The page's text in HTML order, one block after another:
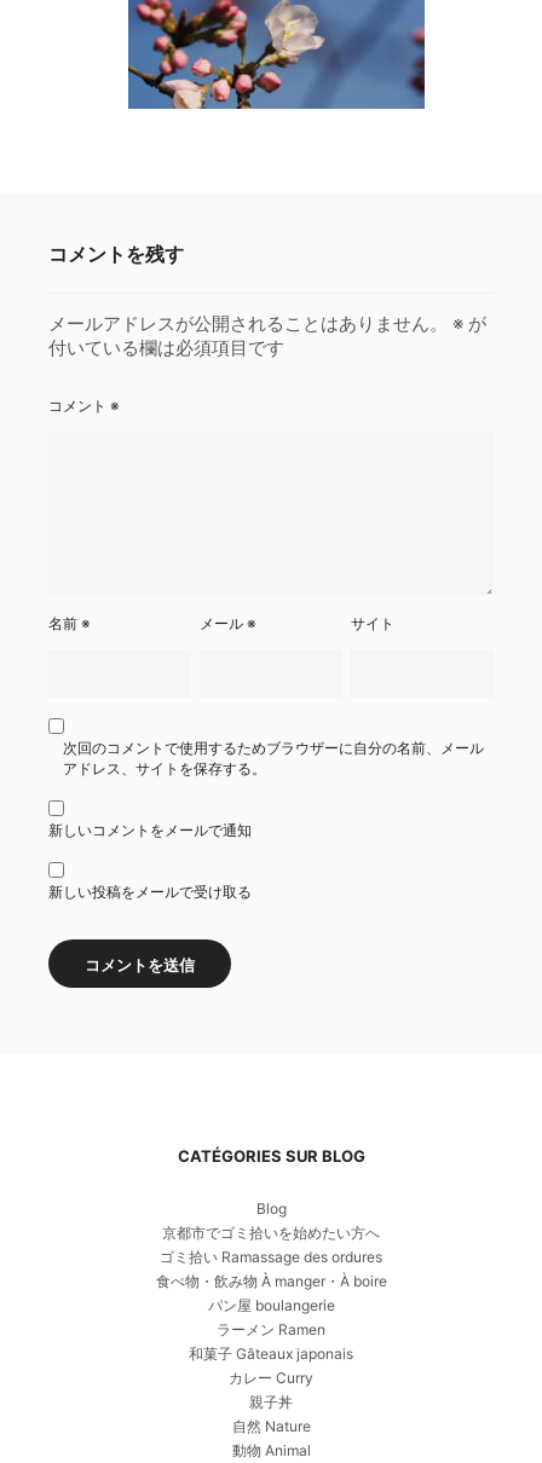
コメントを残す
メールアドレスが公開されることはありません。 ※ が
付いている欄は必須項目です
コメント ※
名前 ※ メール※ サイト
次回のコメントで使用するためブラウザーに自分の名前、メール
アドレス、サイトを保存する。
新しいコメントをメールで通知
新しい投稿をメールで受け取る
CATÉGORIES SUR BLOG
Blog
京都市でゴミ拾いを始めたい方へ
ゴミ拾い Ramassage des ordures
食べ物・飲み物 À manger・À boire
パン屋 boulangerie
ラーメン Ramen
和菓子 Gâteaux japonais
カレー Curry
親子丼
自然 Nature
動物 Animal